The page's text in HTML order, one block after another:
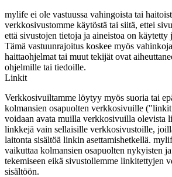
mylife ei ole vastuussa vahingoista tai
verkkosivustomme käytöstä tai siitä, ettei
että sivustojen tietoja ja aineistoa on
Tämä vastuunrajoitus koskee myös
haittaohjelmat tai muut tekijät ovat
ohjelmille tai tiedoille.
Linkit
Verkkosivuiltamme löytyy myös suoria tai
kolmansien osapuolten verkkosivuille
voidaan avata muilla verkkosivuilla olevista
linkkejä vain sellaisille verkkosivustoille,
laitonta sisältöä linkin asettamishetkellä.
vaikuttaa kolmansien osapuolten nykyisten
tekemiseen eikä sivustollemme linkitettyjen
sisältöön.